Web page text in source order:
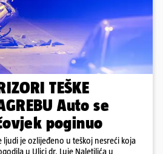
TEŠKE
Auto se
poginuo
ljudi je ozlijeđeno u teškoj nesreći koja
u Ulici dr. Luje Naletilića u